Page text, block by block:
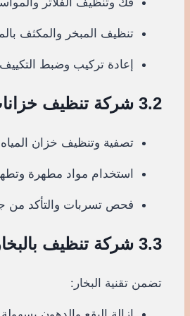
تنظيف المبخر والمكثف
إعادة تركيب وضبط
3.2 شركة تنظيف خزانات بالدمام خصم 30%
تصفية وتنظيف خزان
استخدام مواد مطهرة
فحص تسربات والتأكد من
3.3 شركة تنظيف بالبخار بالدمام خصم 30%
تضمن تقنية البخار: